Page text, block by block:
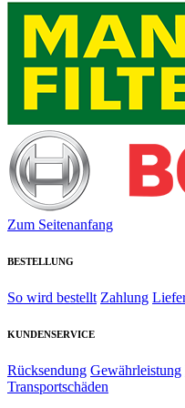
Zum Seitenanfang
BESTELLUNG
So wird bestellt Zahlung
KUNDENSERVICE
Rücksendung Gewährleistung
Transportschäden